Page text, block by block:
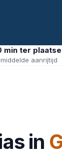
min ter plaatse
aanrijtijd
in